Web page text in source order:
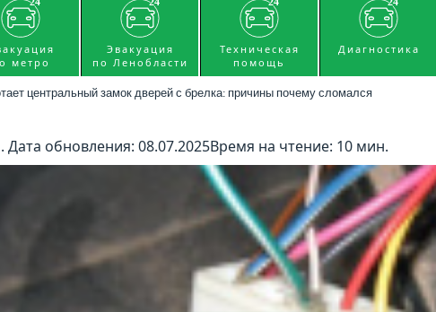
метро
Эвакуация
по Ленобласти
Техническая
помощь
Диагностика
центральный замок дверей с брелка: причины почему сломался
Дата обновления: 08.07.2025Время на чтение: 10 мин.